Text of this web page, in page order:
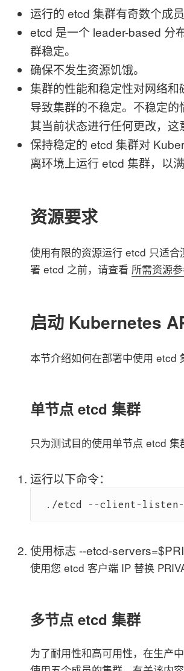
运行的 etcd 集群有奇数个成员
etcd 是一个 leader-based 分
群稳定。
确保不发生资源饥饿。
集群的性能和稳定性对网络
导致集群的不稳定。不稳定
其当前状态进行任何更改，这
保持稳定的 etcd 集群对
离环境上运行 etcd 集群，以
资源要求
使用有限的资源运行 etcd 只适
署 etcd 之前，请查看 所需资源
启动 Kubernetes
本节介绍如何在部署中使用 etcd
单节点 etcd 集群
只为测试目的使用单节点 etcd 集
运行以下命令：
使用标志 --etcd-
使用您 etcd 客户端 IP 替换
多节点 etcd 集群
为了耐用性和高可用性，在生产